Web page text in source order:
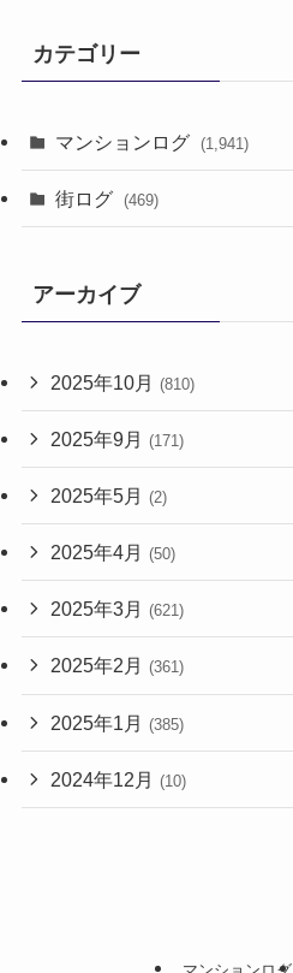
カテゴリー
マンションログ (1,941)
街ログ (469)
アーカイブ
2025年10月 (810)
2025年9月 (171)
2025年5月 (2)
2025年4月 (50)
2025年3月 (621)
2025年2月 (361)
2025年1月 (385)
2024年12月 (10)